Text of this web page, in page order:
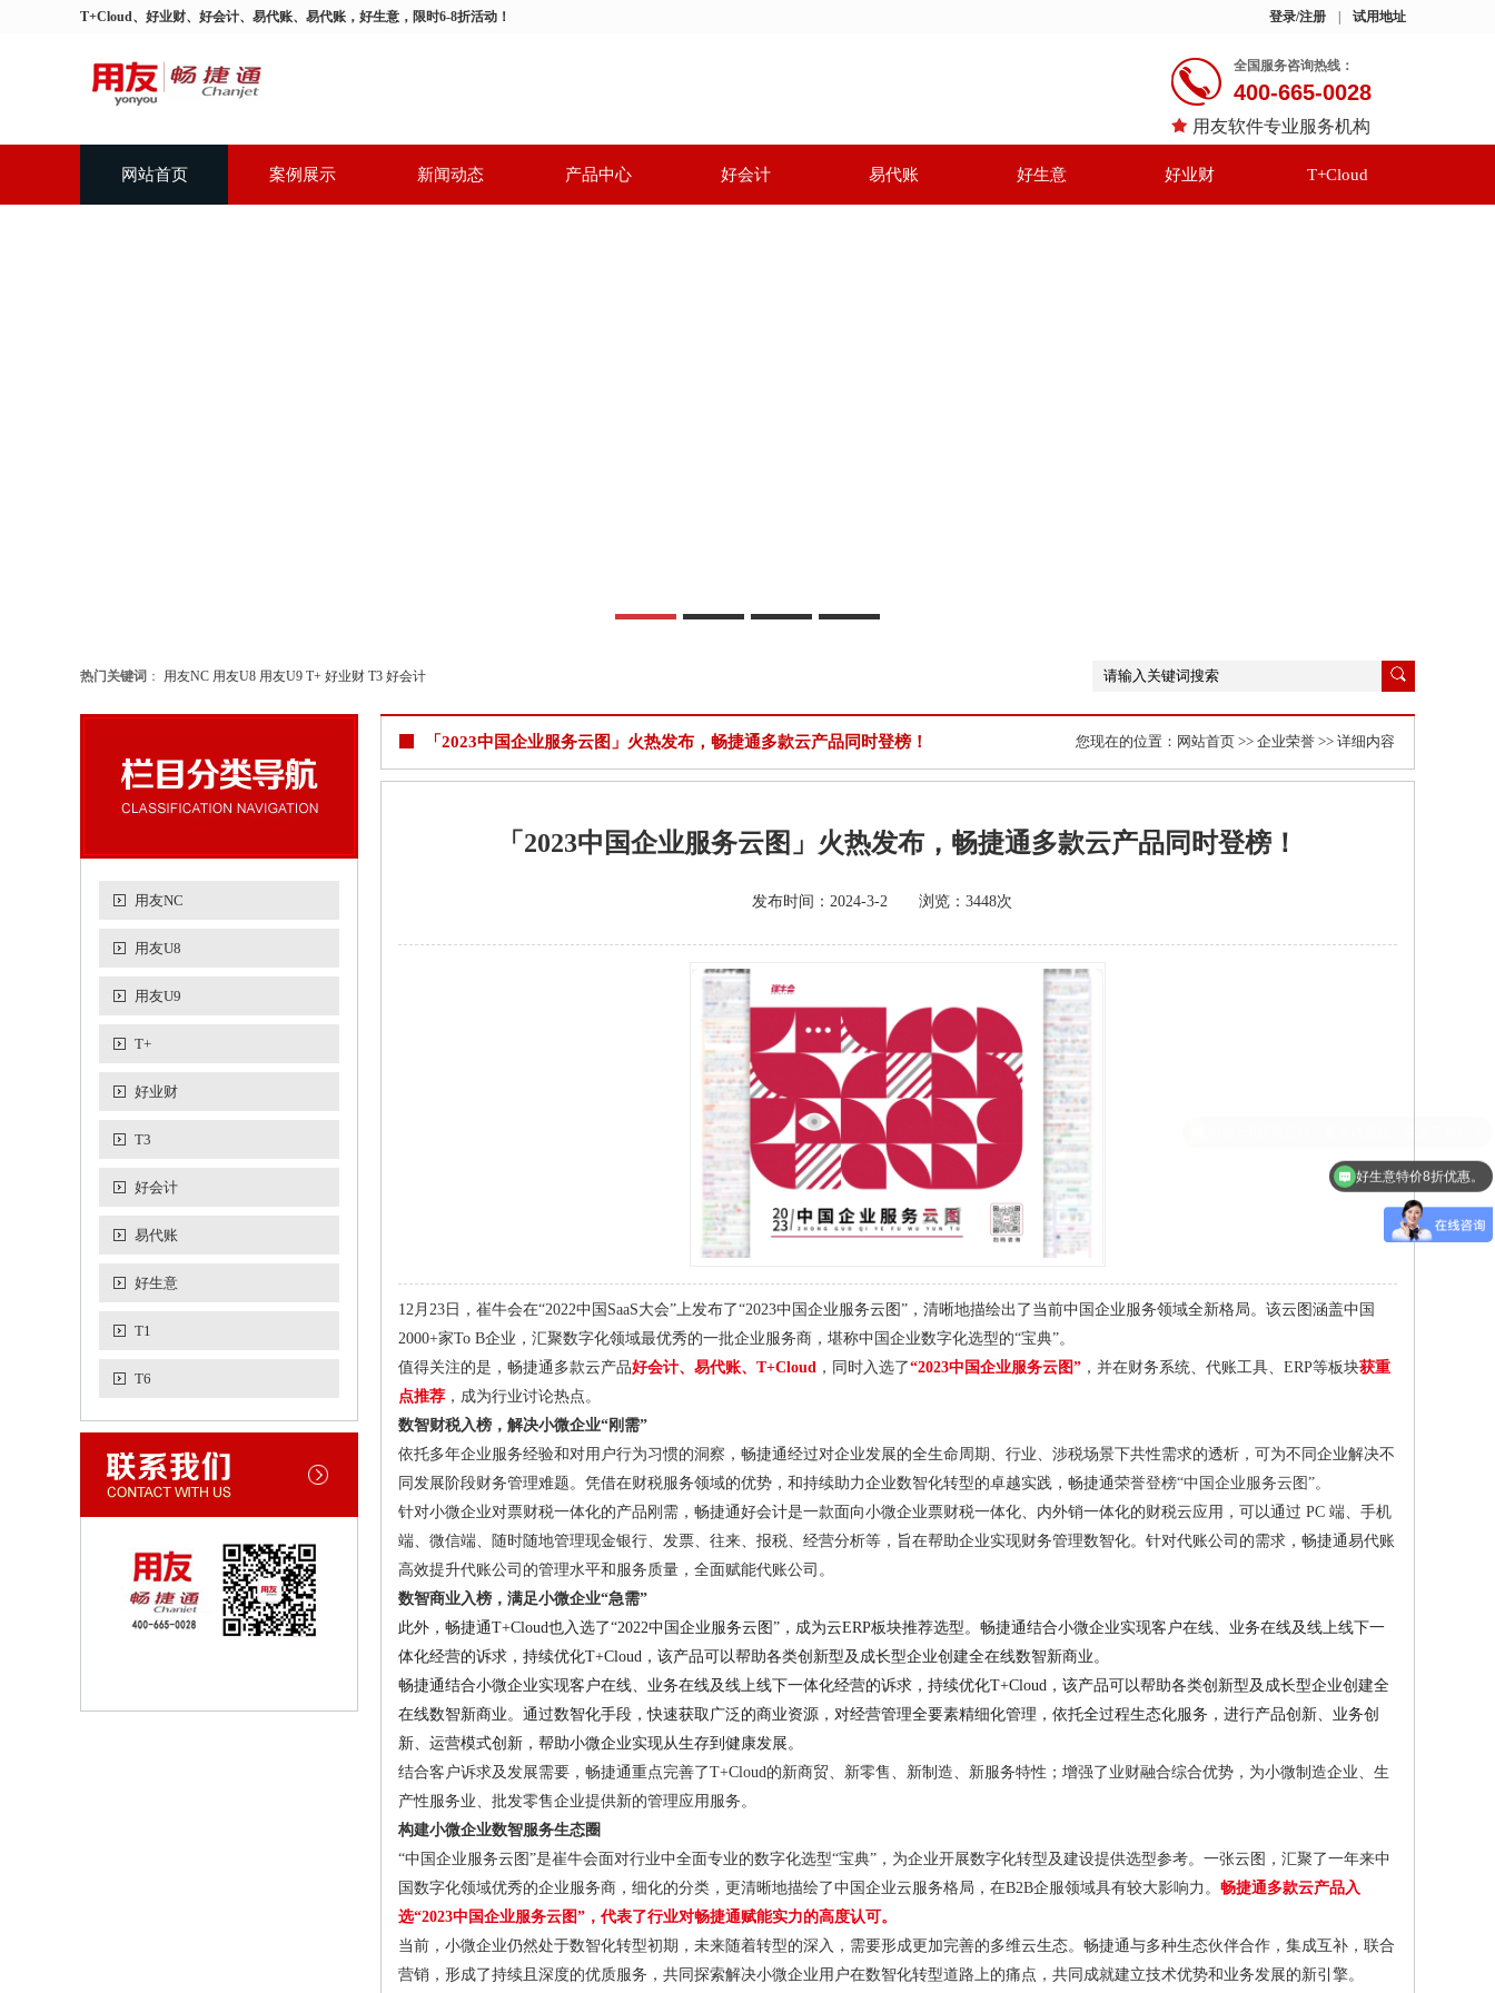
T+Cloud、好业财、好会计、易代账、易代账，好生意，限时6-8折活动！ 登录/注册 试用地址
全国服务咨询热线：
400-665-0028
用友软件专业服务机构
网站首页 案例展示 新闻动态 产品中心 好会计 易代账 好生意 好业财 T+Cloud
2
热门关键词 ： 用友NC 用友U8 用友U9 T+ 好业财 T3 好会计
用友NC
用友U8
用友U9
T+
好业财
T3
好会计
易代账
好生意
T1
T6
「2023中国企业服务云图」火热发布，畅捷通多款云产品同时登榜！ 您现在的位置： 网站首页 >> 企业荣誉 >> 详细内容
「2023中国企业服务云图」火热发布，畅捷通多款云产品同时登榜！
发布时间：2024-3-2 浏览：3448次
12月23日，崔牛会在“2022中国SaaS大会”上发布了“2023中国企业服务云图”，清晰地描绘出了当前中国企业服务领域全新格局。该云图涵盖中国
2000+家To B企业，汇聚数字化领域最优秀的一批企业服务商，堪称中国企业数字化选型的“宝典”。
值得关注的是，畅捷通多款云产品好会计、易代账、T+Cloud ，同时入选了“2023中国企业服务云图” ，并在财务系统、代账工具、ERP等板块获重
点推荐 ，成为行业讨论热点。
数智财税入榜，解决小微企业“刚需”
依托多年企业服务经验和对用户行为习惯的洞察，畅捷通经过对企业发展的全生命周期、行业、涉税场景下共性需求的透析，可为不同企业解决不
同发展阶段财务管理难题。凭借在财税服务领域的优势，和持续助力企业数智化转型的卓越实践，畅捷通荣誉登榜“中国企业服务云图”。
针对小微企业对票财税一体化的产品刚需，畅捷通好会计是一款面向小微企业票财税一体化、内外销一体化的财税云应用，可以通过 PC 端、手机
端、微信端、随时随地管理现金银行、发票、往来、报税、经营分析等，旨在帮助企业实现财务管理数智化。针对代账公司的需求，畅捷通易代账
高效提升代账公司的管理水平和服务质量，全面赋能代账公司。
数智商业入榜，满足小微企业“急需”
此外，畅捷通T+Cloud也入选了“2022中国企业服务云图”，成为云ERP板块推荐选型。畅捷通结合小微企业实现客户在线、业务在线及线上线下一
体化经营的诉求，持续优化T+Cloud，该产品可以帮助各类创新型及成长型企业创建全在线数智新商业。
畅捷通结合小微企业实现客户在线、业务在线及线上线下一体化经营的诉求，持续优化T+Cloud，该产品可以帮助各类创新型及成长型企业创建全
在线数智新商业。通过数智化手段，快速获取广泛的商业资源，对经营管理全要素精细化管理，依托全过程生态化服务，进行产品创新、业务创
新、运营模式创新，帮助小微企业实现从生存到健康发展。
结合客户诉求及发展需要，畅捷通重点完善了T+Cloud的新商贸、新零售、新制造、新服务特性；增强了业财融合综合优势，为小微制造企业、生
产性服务业、批发零售企业提供新的管理应用服务。
构建小微企业数智服务生态圈
“中国企业服务云图”是崔牛会面对行业中全面专业的数字化选型“宝典”，为企业开展数字化转型及建设提供选型参考。一张云图，汇聚了一年来中
国数字化领域优秀的企业服务商，细化的分类，更清晰地描绘了中国企业云服务格局，在B2B企服领域具有较大影响力。 畅捷通多款云产品入
选“2023中国企业服务云图”，代表了行业对畅捷通赋能实力的高度认可。
当前，小微企业仍然处于数智化转型初期，未来随着转型的深入，需要形成更加完善的多维云生态。畅捷通与多种生态伙伴合作，集成互补，联合
营销，形成了持续且深度的优质服务，共同探索解决小微企业用户在数智化转型道路上的痛点，共同成就建立技术优势和业务发展的新引擎。
好生意特价8折优惠。